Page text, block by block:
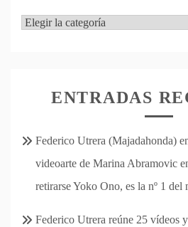
Categorías
ENTRADAS
Federico Utrera (Majadahonda)
videoarte de Marina Abramovic
retirarse Yoko Ono, es la nº 1 del
Federico Utrera reúne 25 vídeos